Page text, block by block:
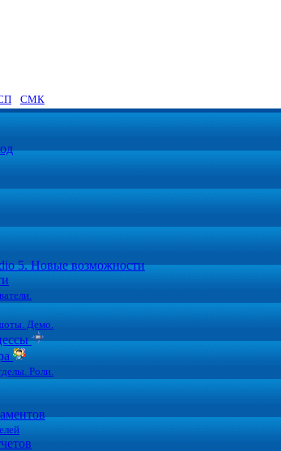
СМК
5. Новые возможности
Демо.
Роли.